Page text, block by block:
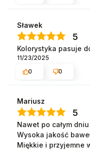
Sławek
5
Kolorystyka pasuje
11/23/2025
0
0
Mariusz
5
Nawet po całym
Wysoka jakość
Miękkie i przyjemne